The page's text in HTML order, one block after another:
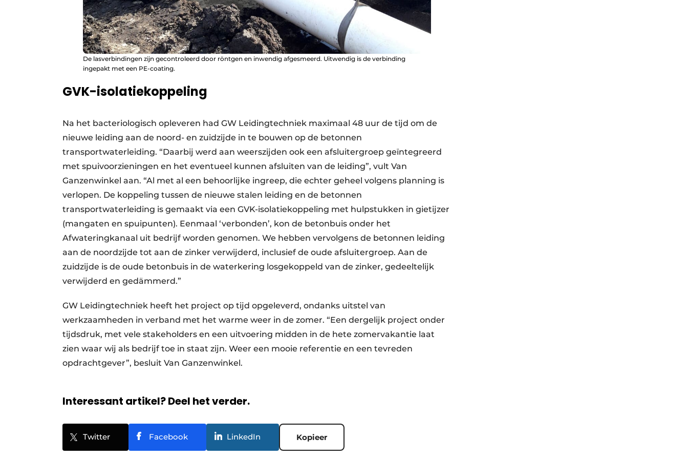
De lasverbindingen zijn gecontroleerd door röntgen en inwendig afgesmeerd. Uitwendig is de verbinding
ingepakt met een PE-coating.
GVK-isolatiekoppeling
Na het bacteriologisch opleveren had GW Leidingtechniek maximaal 48 uur de tijd om de
nieuwe leiding aan de noord- en zuidzijde in te bouwen op de betonnen
transportwaterleiding. “Daarbij werd aan weerszijden ook een afsluitergroep geïntegreerd
met spuivoorzieningen en het eventueel kunnen afsluiten van de leiding”, vult Van
Ganzenwinkel aan. “Al met al een behoorlijke ingreep, die echter geheel volgens planning is
verlopen. De koppeling tussen de nieuwe stalen leiding en de betonnen
transportwaterleiding is gemaakt via een GVK-isolatiekoppeling met hulpstukken in gietijzer
(mangaten en spuipunten). Eenmaal ‘verbonden’, kon de betonbuis onder het
Afwateringkanaal uit bedrijf worden genomen. We hebben vervolgens de betonnen leiding
aan de noordzijde tot aan de zinker verwijderd, inclusief de oude afsluitergroep. Aan de
zuidzijde is de oude betonbuis in de waterkering losgekoppeld van de zinker, gedeeltelijk
verwijderd en gedämmerd.”
GW Leidingtechniek heeft het project op tijd opgeleverd, ondanks uitstel van
werkzaamheden in verband met het warme weer in de zomer. “Een dergelijk project onder
tijdsdruk, met vele stakeholders en een uitvoering midden in de hete zomervakantie laat
zien waar wij als bedrijf toe in staat zijn. Weer een mooie referentie en een tevreden
opdrachtgever”, besluit Van Ganzenwinkel.
Interessant artikel? Deel het verder.
Twitter Facebook LinkedIn Kopieer